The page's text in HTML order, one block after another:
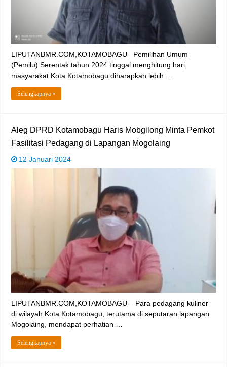
LIPUTANBMR.COM,KOTAMOBAGU –Pemilihan Umum
(Pemilu) Serentak tahun 2024 tinggal menghitung hari,
masyarakat Kota Kotamobagu diharapkan lebih …
Selengkapnya »
Aleg DPRD Kotamobagu Haris Mobgilong Minta Pemkot
Fasilitasi Pedagang di Lapangan Mogolaing
12 Januari 2024
LIPUTANBMR.COM,KOTAMOBAGU – Para pedagang kuliner
di wilayah Kota Kotamobagu, terutama di seputaran lapangan
Mogolaing, mendapat perhatian …
Selengkapnya »